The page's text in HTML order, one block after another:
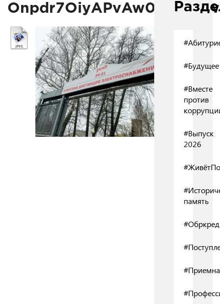
#Будущее
#Вместе
против
#Выпуск
2026
память